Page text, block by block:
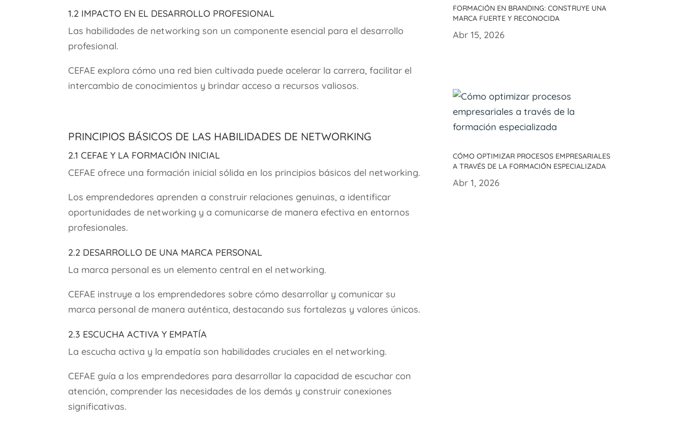
1.2 Impacto en el Desarrollo Profesional
Las habilidades de networking son un componente esencial para el desarrollo
profesional.
CEFAE explora cómo una red bien cultivada puede acelerar la carrera, facilitar el
intercambio de conocimientos y brindar acceso a recursos valiosos.
Principios Básicos de las Habilidades de Networking
2.1 CEFAE y la Formación Inicial
CEFAE ofrece una formación inicial sólida en los principios básicos del networking.
Los emprendedores aprenden a construir relaciones genuinas, a identificar
oportunidades de networking y a comunicarse de manera efectiva en entornos
profesionales.
2.2 Desarrollo de una Marca Personal
La marca personal es un elemento central en el networking.
CEFAE instruye a los emprendedores sobre cómo desarrollar y comunicar su
marca personal de manera auténtica, destacando sus fortalezas y valores únicos.
2.3 Escucha Activa y Empatía
La escucha activa y la empatía son habilidades cruciales en el networking.
CEFAE guía a los emprendedores para desarrollar la capacidad de escuchar con
atención, comprender las necesidades de los demás y construir conexiones
significativas.
Formación en branding: Construye una
marca fuerte y reconocida
Abr 15, 2026
Cómo optimizar procesos empresariales
a través de la formación especializada
Abr 1, 2026